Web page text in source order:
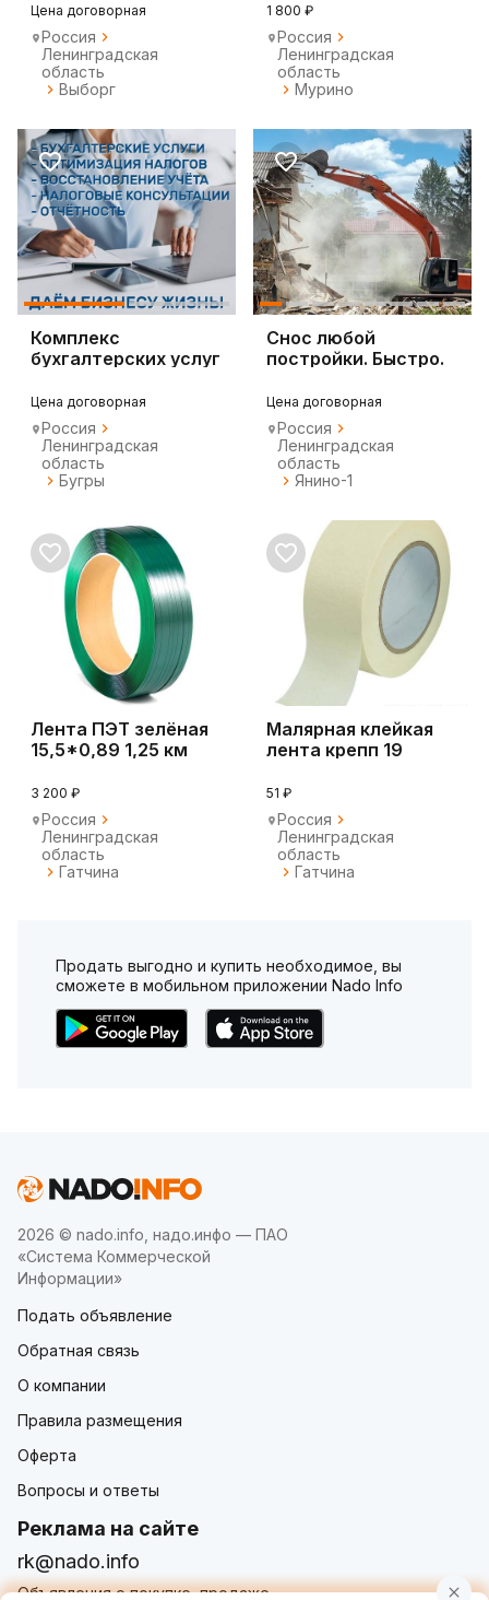
Цена договорная
Россия
Ленинградская
область
Выборг
1 800 ₽
Россия
Ленинградская
область
Мурино
Комплекс
бухгалтерских услуг
Цена договорная
Россия
Ленинградская
область
Бугры
Снос любой
постройки. Быстро.
Цена договорная
Россия
Ленинградская
область
Янино-1
Лента ПЭТ зелёная
15,5*0,89 1,25 км
3 200 ₽
Россия
Ленинградская
область
Гатчина
Малярная клейкая
лента крепп 19
51 ₽
Россия
Ленинградская
область
Гатчина
Продать выгодно и купить необходимое, вы
сможете в мобильном приложении Nado Info
2026 © nado.info, надо.инфо — ПАО
«Система Коммерческой
Информации»
Подать объявление
Обратная связь
О компании
Правила размещения
Оферта
Вопросы и ответы
Реклама на сайте
rk@nado.info
Объявления о покупке, продаже,